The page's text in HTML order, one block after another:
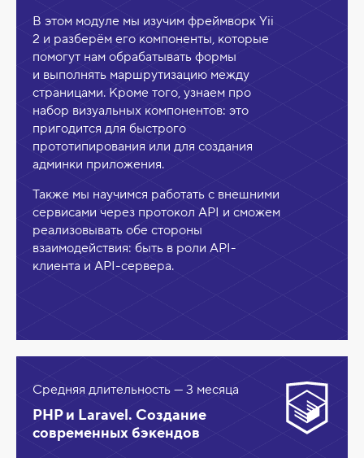
В этом модуле мы изучим фреймворк Yii
2 и разберём его компоненты, которые
помогут нам обрабатывать формы
и выполнять маршрутизацию между
страницами. Кроме того, узнаем про
набор визуальных компонентов: это
пригодится для быстрого
прототипирования или для создания
админки приложения.
Также мы научимся работать с внешними
сервисами через протокол API и сможем
реализовывать обе стороны
взаимодействия: быть в роли API-
клиента и API-сервера.
Средняя длительность — 3 месяца
PHP и Laravel. Создание
современных бэкендов